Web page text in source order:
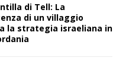
di Tell: La
di un villaggio
la strategia israeliana in